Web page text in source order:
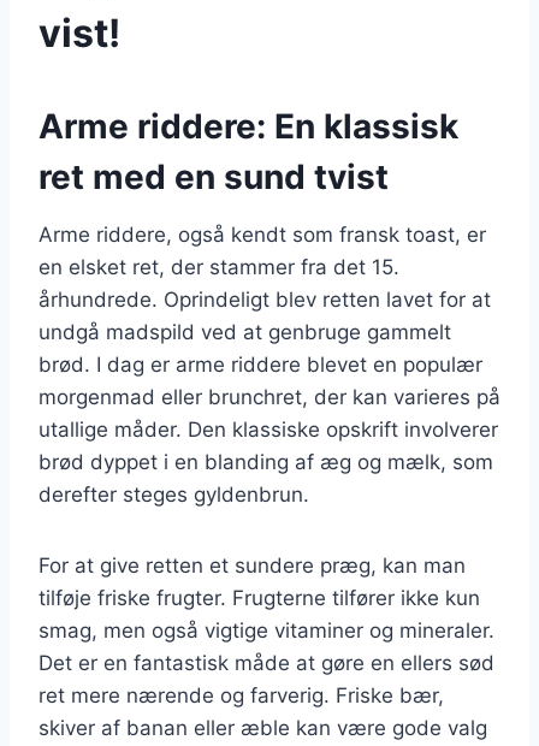
vist!
Arme riddere: En klassisk
ret med en sund tvist
Arme riddere, også kendt som fransk toast, er
en elsket ret, der stammer fra det 15.
århundrede. Oprindeligt blev retten lavet for at
undgå madspild ved at genbruge gammelt
brød. I dag er arme riddere blevet en populær
morgenmad eller brunchret, der kan varieres på
utallige måder. Den klassiske opskrift involverer
brød dyppet i en blanding af æg og mælk, som
derefter steges gyldenbrun.
For at give retten et sundere præg, kan man
tilføje friske frugter. Frugterne tilfører ikke kun
smag, men også vigtige vitaminer og mineraler.
Det er en fantastisk måde at gøre en ellers sød
ret mere nærende og farverig. Friske bær,
skiver af banan eller æble kan være gode valg